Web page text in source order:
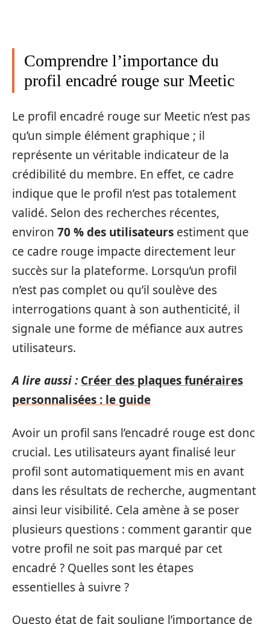
Comprendre l’importance du
profil encadré rouge sur Meetic
Le profil encadré rouge sur Meetic n’est pas
qu’un simple élément graphique ; il
représente un véritable indicateur de la
crédibilité du membre. En effet, ce cadre
indique que le profil n’est pas totalement
validé. Selon des recherches récentes,
environ 70 % des utilisateurs estiment que
ce cadre rouge impacte directement leur
succès sur la plateforme. Lorsqu’un profil
n’est pas complet ou qu’il soulève des
interrogations quant à son authenticité, il
signale une forme de méfiance aux autres
utilisateurs.
A lire aussi : Créer des plaques funéraires
personnalisées : le guide
Avoir un profil sans l’encadré rouge est donc
crucial. Les utilisateurs ayant finalisé leur
profil sont automatiquement mis en avant
dans les résultats de recherche, augmentant
ainsi leur visibilité. Cela amène à se poser
plusieurs questions : comment garantir que
votre profil ne soit pas marqué par cet
encadré ? Quelles sont les étapes
essentielles à suivre ?
Questo état de fait souligne l’importance de